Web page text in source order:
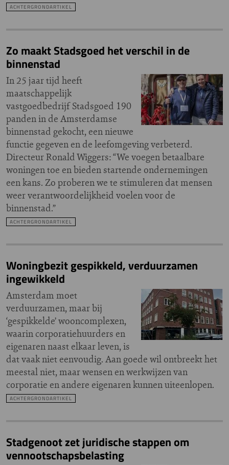
ACHTERGRONDARTIKEL
Zo maakt Stadsgoed het verschil in de
binnenstad
In 25 jaar tijd heeft
maatschappelijk
vastgoedbedrijf Stadsgoed 190
panden in de Amsterdamse
binnenstad gekocht, een nieuwe
functie gegeven en de leefomgeving verbeterd.
Directeur Ronald Wiggers: “We voegen betaalbare
woningen toe en bieden startende ondernemingen
een kans. Zo proberen we te stimuleren dat mensen
weer verantwoordelijkheid voelen voor de
binnenstad.”
ACHTERGRONDARTIKEL
Woningbezit gespikkeld, verduurzamen
ingewikkeld
Amsterdam moet
verduurzamen, maar bij
‘gespikkelde’ wooncomplexen,
waarin corporatiehuurders en
eigenaren naast elkaar leven, is
dat vaak niet eenvoudig. Aan goede wil ontbreekt het
meestal niet, maar wensen en werkwijzen van
corporatie en andere eigenaren kunnen uiteenlopen.
ACHTERGRONDARTIKEL
Stadgenoot zet juridische stappen om
vennootschapsbelasting